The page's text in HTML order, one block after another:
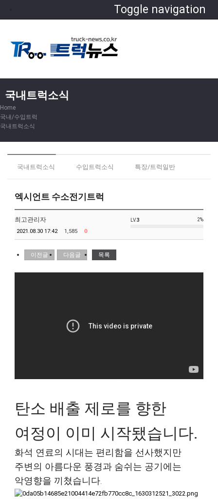
Toggle navigation
국내트럭소식
Home
국내/수입트럭
국내트럭소식
국내트럭소식 수입트럭소식 특장/트럭일반
엑시언트 수소전기트럭
최고관리자
2021.08.30 17:42 1,585 0
LV.3 2%
이전글 다음글 목록
탄소 배출 제로를 향한
여정이 이미 시작됐습니다.
화석 연료의 시대는 편리함을 선사했지만
주변의 아름다운 풍경과 숨쉬는 공기에는
악영향을 끼쳤습니다.